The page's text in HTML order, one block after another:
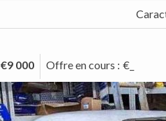
€9 000 Offre en cours : €_